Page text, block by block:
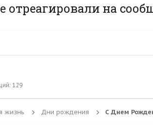
отреагировали на
129
жизнь Дни рождения С Днем